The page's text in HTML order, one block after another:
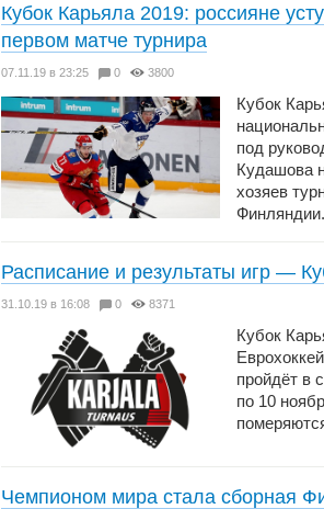
Кубок Карьяла 2019: россияне
первом матче турнира
07.11.19 в 23:25 0 3800
Кубок
под
Кудашова
хозяев
Расписание и результаты игр —
31.10.19 в 16:08 0 8371
Кубок
пройдёт в
по 10
Чемпионом мира стала сборная